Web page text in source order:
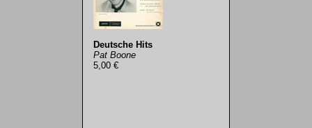
Deutsche Hits
Pat Boone
5,00 €